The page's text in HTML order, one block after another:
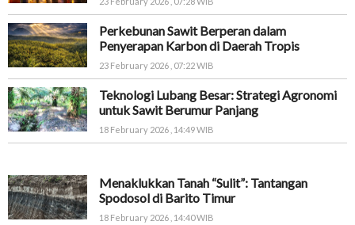
Perkebunan Sawit Berperan dalam
Penyerapan Karbon di Daerah Tropis
23 February 2026 , 07:22 WIB
Teknologi Lubang Besar: Strategi Agronomi
untuk Sawit Berumur Panjang
18 February 2026 , 14:49 WIB
Menaklukkan Tanah “Sulit”: Tantangan
Spodosol di Barito Timur
18 February 2026 , 14:40 WIB